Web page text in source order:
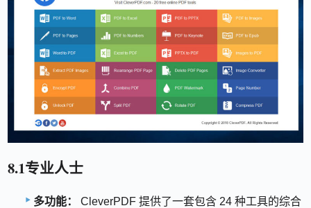
8.1专业人士
多功能：
CleverPDF 提供了一套包含 24 种工具的综合